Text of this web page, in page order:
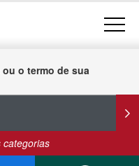
o termo de sua
categorias